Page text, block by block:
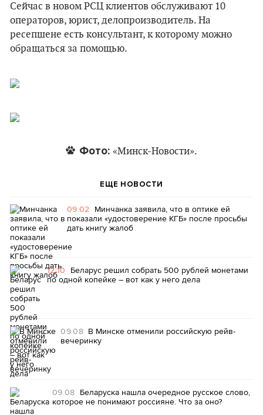
Сейчас в новом РСЦ клиентов обслуживают 10
операторов, юрист, делопроизводитель. На
ресепшене есть консультант, к которому можно
обращаться за помощью.
Фото: «Минск-Новости».
ЕЩЕ НОВОСТИ
09:02 Минчанка заявила, что в оптике ей
показали «удостоверение КГБ» после просьбы
дать книгу жалоб
12:10 Беларус решил собрать 500 рублей монетами
по одной копейке – вот как у него дела
09.08 В Минске отменили российскую рейв-
вечеринку
09.08 Беларуска нашла очередное русское слово,
которое не понимают россияне. Что за оно?